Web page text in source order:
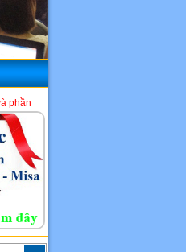
Excel, Misa. Là một địa chỉ học kế